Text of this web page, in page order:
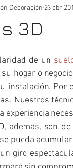
3D
Decoración 23 abr
de un
hogar o
instalación. Por
Nuestros
experiencia
además, son
pueda
giro